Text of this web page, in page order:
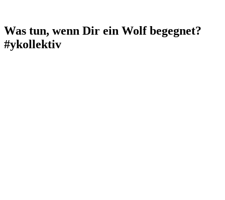
Was tun, wenn Dir ein Wolf begegnet?
#ykollektiv